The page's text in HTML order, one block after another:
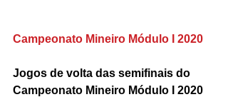
Campeonato Mineiro Módulo I 2020
Jogos de volta das semifinais do
Campeonato Mineiro Módulo I 2020